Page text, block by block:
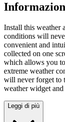
Install this weather
conditions will
convenient and
collected on one
which allows you
extreme weather
will never forget to
weather widget
Leggi di più